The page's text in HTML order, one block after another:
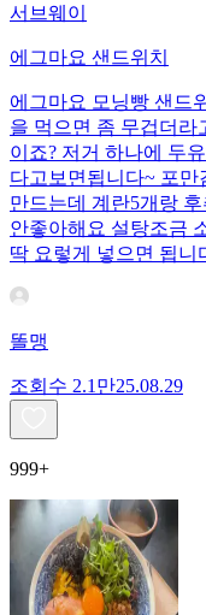
서브웨이
에그마요 샌드위치
에그마요 모닝빵 샌드
을 먹으면 좀 무겁더라
이죠? 저거 하나에 두
다고보면됩니다~ 포만
만드는데 계란5개랑
안좋아해요 설탕조금
딱 요렇게 넣으면 됩니
똘맹
조회수 2.1만25.08.29
999+